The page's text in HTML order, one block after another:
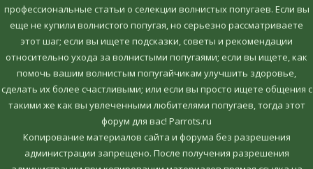
профессиональные статьи о селекции волнистых попугаев. Если вы
еще не купили волнистого попугая, но серьезно рассматриваете
этот шаг; если вы ищете подсказки, советы и рекомендации
относительно ухода за волнистыми попугаями; если вы ищете, как
помочь вашим волнистым попугайчикам улучшить здоровье,
сделать их более счастливыми; или если вы просто ищете общения с
такими же как вы увлеченными любителями попугаев, тогда этот
форум для вас! Parrots.ru
Копирование материалов сайта и форума без разрешения
администрации запрещено. После получения разрешения